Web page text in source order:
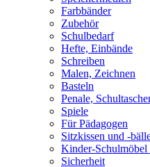
Farbbänder
Zubehör
Schulbedarf
Hefte, Einbände
Schreiben
Malen, Zeichnen
Basteln
Penale,
Spiele
Für Pädagogen
Sitzkissen und -
Kinder-Schulmöbel
Sicherheit